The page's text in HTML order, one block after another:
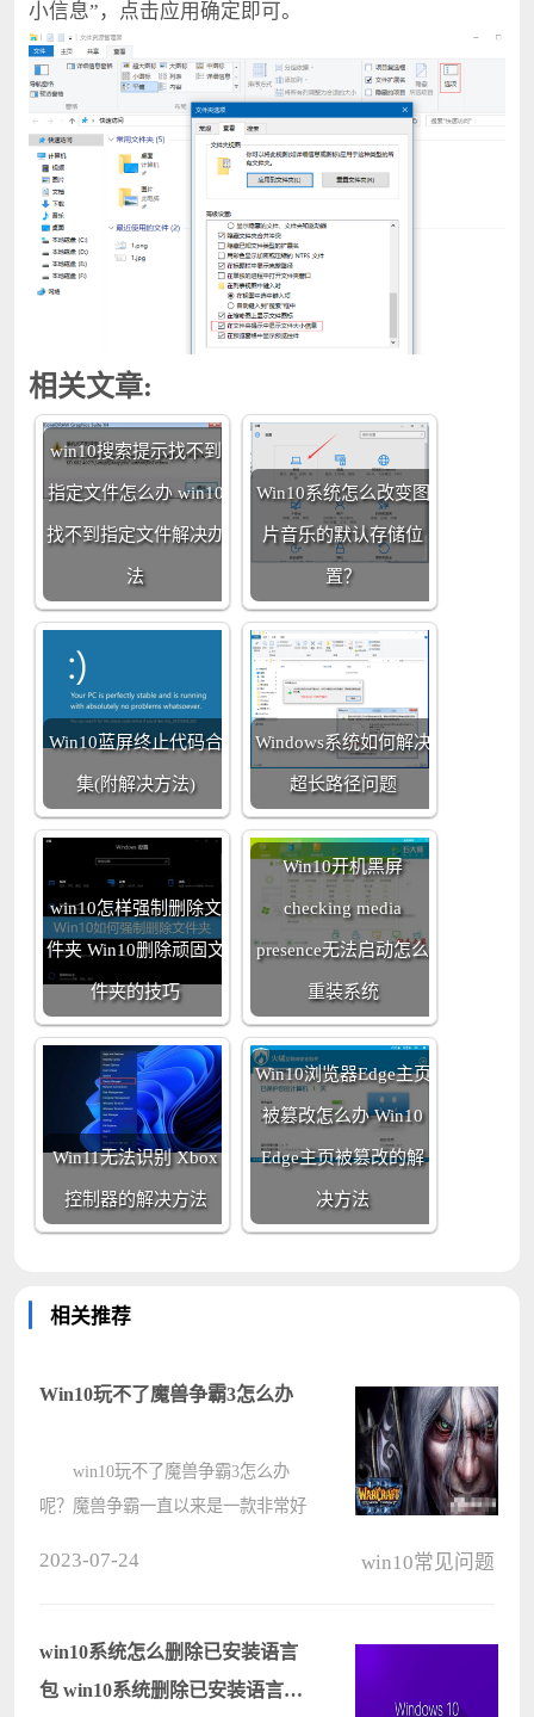
小信息”，点击应用确定即可。
相关文章:
win10搜索提示找不到
指定文件怎么办 win10
找不到指定文件解决办
法
Win10系统怎么改变图
片音乐的默认存储位
置？
Win10蓝屏终止代码合
集(附解决方法)
Windows系统如何解决
超长路径问题
win10怎样强制删除文
件夹 Win10删除顽固文
件夹的技巧
Win10开机黑屏
checking media
presence无法启动怎么
重装系统
Win11无法识别 Xbox
控制器的解决方法
Win10浏览器Edge主页
被篡改怎么办 Win10
Edge主页被篡改的解
决方法
相关推荐
Win10玩不了魔兽争霸3怎么办
win10玩不了魔兽争霸3怎么办
呢？魔兽争霸一直以来是一款非常好
带来详细的解决方法介绍，快一起来
看看吧????
2023-07-24 win10常见问题
win10系统怎么删除已安装语言
包 win10系统删除已安装语言包